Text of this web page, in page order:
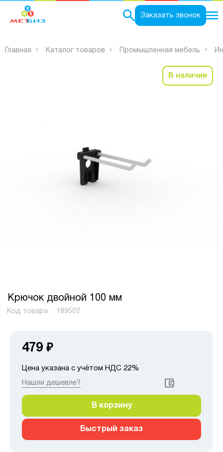
Заказать звонок
Главная Каталог товаров Промышленная мебель
В наличии
Крючок двойной 100 мм
Код товара: 189502
479 ₽
Цена указана с учётом НДС 22%
Нашли дешевле?
В корзину
Быстрый заказ